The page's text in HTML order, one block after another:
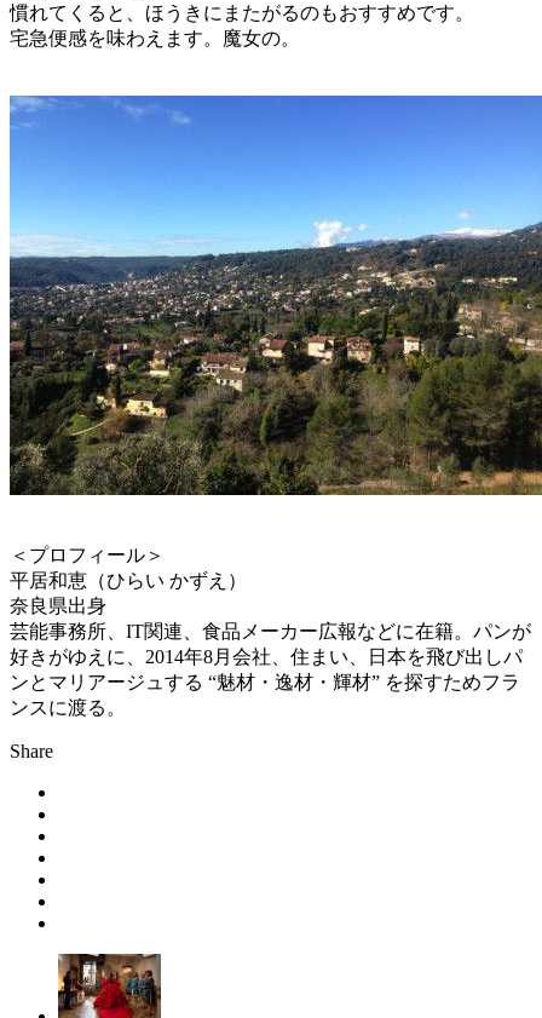
慣れてくると、ほうきにまたがるのもおすすめです。
宅急便感を味わえます。魔女の。
＜プロフィール＞
平居和恵（ひらい かずえ）
奈良県出身
芸能事務所、IT関連、食品メーカー広報などに在籍。パンが
好きがゆえに、2014年8月会社、住まい、日本を飛び出しパ
ンとマリアージュする “魅材・逸材・輝材” を探すためフラ
ンスに渡る。
Share